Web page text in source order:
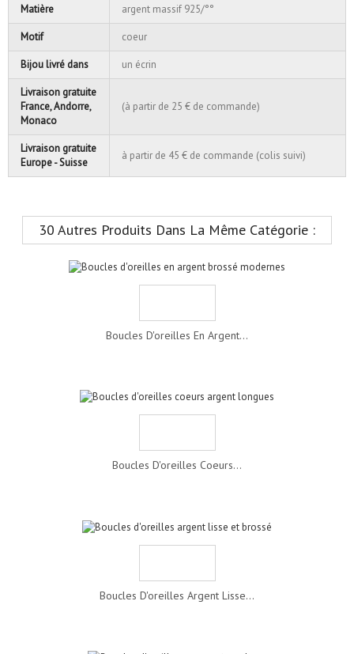
Matière argent massif 925/°°
Motif coeur
Bijou livré dans un écrin
Livraison gratuite
France, Andorre,
Monaco
(à partir de 25 € de commande)
Livraison gratuite
Europe - Suisse
à partir de 45 € de commande (colis suivi)
30 Autres Produits Dans La Même Catégorie :
Boucles D'oreilles En Argent...
Boucles D'oreilles Coeurs...
Boucles D'oreilles Argent Lisse...